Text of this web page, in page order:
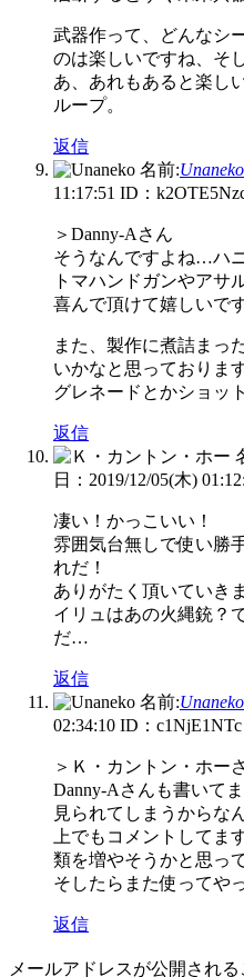
武器作って、どんなシ
のは楽しいですね、そ
あ、あれもあると楽し
ループ。
返信
名前:Unaneko
11:17:51 ID：
＞Danny-Aさん
そうなんですよね…ハ
トマハンドガンやアサ
喜んで頂けて嬉しいです
また、製作に煮詰まっ
いかなと思っております
グレネードとかショッ
返信
日：2019/12/05(木)
凄い！かっこいい！
雰囲気台無しで使い勝
れだ！
ありがたく頂いていき
イリュはあの火縄銃？
だ…
返信
名前:Unaneko
02:34:10 ID：c1NjE1NTc
＞Ｋ・カントン・ホー
Danny-Aさんも書いて
見られてしまうからな
上でもコメントしてま
類を増やそうかと思っ
そしたらまた使ってや
返信
メールアドレスが公開される